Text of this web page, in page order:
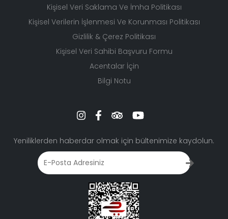
Kişisel Veri Saklama Ve İmha Politikası
Kişisel Verilerin İşlenmesi Ve Korunması Politikası
Gizlilik & Çerez Politikası
Kişisel Veri Sahibi Başvuru Formu
Acentalar İçin
Bilgi Notu
Yeniliklerden haberdar olmak için bültenimize kaydolun.